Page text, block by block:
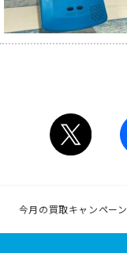
今月の買取キャンペーン